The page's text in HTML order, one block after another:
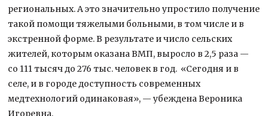
региональных. А это значительно упростило получение
такой помощи тяжелыми больными, в том числе и в
экстренной форме. В результате и число сельских
жителей, которым оказана ВМП, выросло в 2,5 раза —
со 111 тысяч до 276 тыс. человек в год. «Сегодня и в
селе, и в городе доступность современных
медтехнологий одинаковая», — убеждена Вероника
Игоревна.